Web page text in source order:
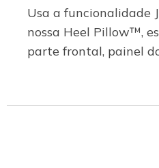
Usa a funcionalidade
nossa Heel Pillow™,
parte frontal, painel